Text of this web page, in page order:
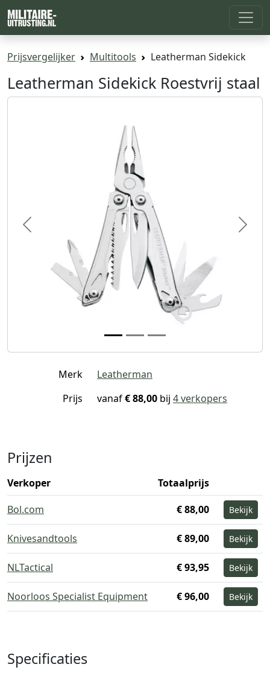
Prijsvergelijker Multitools Leatherman Sidekick
Leatherman Sidekick Roestvrij staal
Previous Next
Merk
Leatherman
Prijs
vanaf€ 88,00 bij 4 verkopers
Prijzen
Verkoper
Totaalprijs
Bol.com
€ 88,00 Bekijk
Knivesandtools € 89,00 Bekijk
NLTactical € 93,95 Bekijk
Noorloos Specialist Equipment € 96,00 Bekijk
Specificaties